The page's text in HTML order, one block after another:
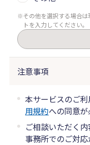
その他を選択する場合
トを入力してください。
注意事項
本サービスのご
用規約への同意が
ご相談いただく
事務所でのご対応